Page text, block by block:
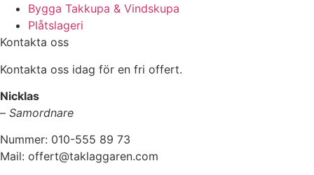
Bygga Takkupa & Vindskupa
Plåtslageri
Kontakta oss
Kontakta oss idag för en fri offert.
Nicklas
– Samordnare
Nummer: 010-555 89 73
Mail: offert@taklaggaren.com